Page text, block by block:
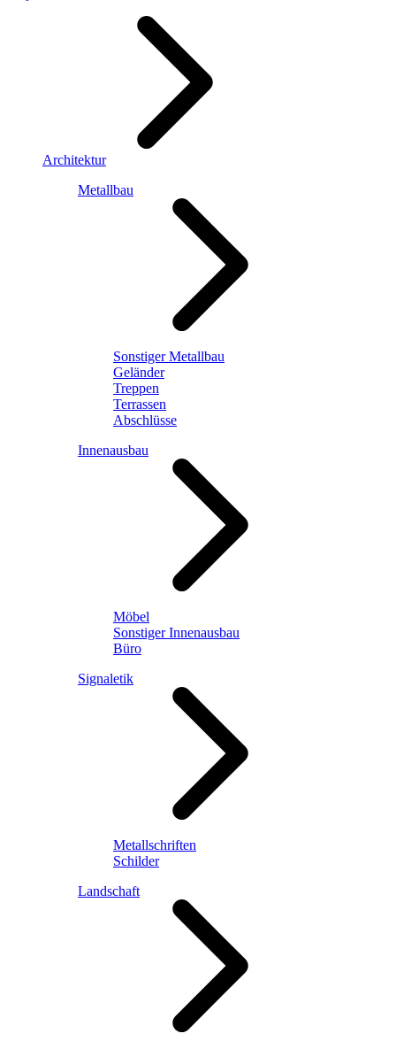
Architektur
Metallbau
Sonstiger Metallbau
Geländer
Treppen
Terrassen
Abschlüsse
Innenausbau
Möbel
Sonstiger Innenausbau
Büro
Signaletik
Metallschriften
Schilder
Landschaft